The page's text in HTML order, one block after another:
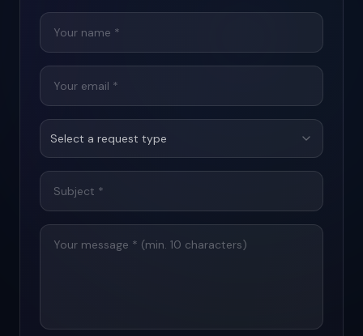
Select a request type